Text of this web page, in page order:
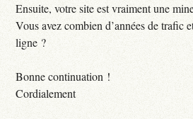
Ensuite, votre site est vraiment une
Vous avez combien d’années de trafic
ligne ?
Bonne continuation !
Cordialement